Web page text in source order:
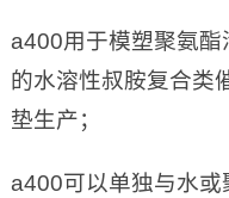
a400用于模塑聚氨酯
的水溶性叔胺复合类
垫生产；
a400可以单独与水